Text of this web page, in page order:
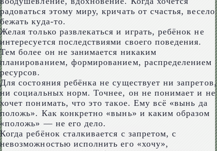
радоваться этому миру, кричать от счастья, весело
бежать куда-то.
Желая только развлекаться и играть, ребёнок не
интересуется последствиями своего поведения.
Тем более он не занимается никаким
планированием, формированием, распределением
ресурсов.
Для состояния ребёнка не существует ни запретов,
ни социальных норм. Точнее, он не понимает и не
хочет понимать, что это такое. Ему всё «вынь да
положь». Как конкретно «вынь» и каким образом
«положь» — не его дело.
Когда ребёнок сталкивается с запретом, с
невозможностью исполнить его «хочу»,